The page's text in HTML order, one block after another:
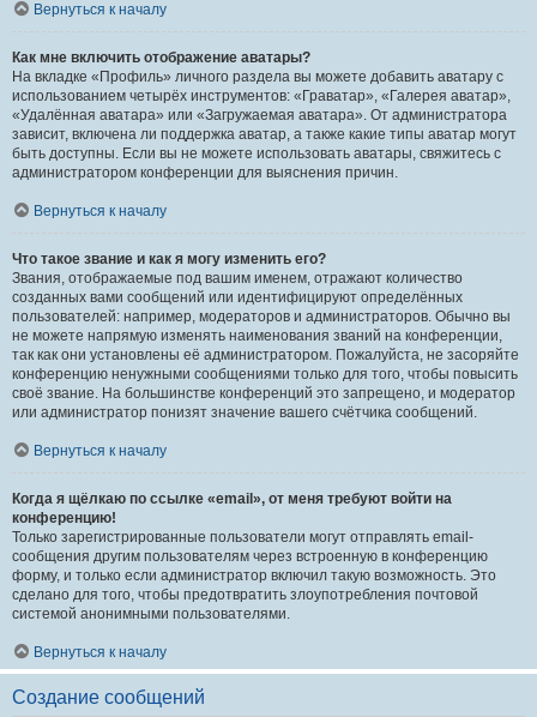
Вернуться к началу
Как мне включить отображение аватары?
На вкладке «Профиль» личного раздела вы можете добавить аватару с
использованием четырёх инструментов: «Граватар», «Галерея аватар»,
«Удалённая аватара» или «Загружаемая аватара». От администратора
зависит, включена ли поддержка аватар, а также какие типы аватар могут
быть доступны. Если вы не можете использовать аватары, свяжитесь с
администратором конференции для выяснения причин.
Вернуться к началу
Что такое звание и как я могу изменить его?
Звания, отображаемые под вашим именем, отражают количество
созданных вами сообщений или идентифицируют определённых
пользователей: например, модераторов и администраторов. Обычно вы
не можете напрямую изменять наименования званий на конференции,
так как они установлены её администратором. Пожалуйста, не засоряйте
конференцию ненужными сообщениями только для того, чтобы повысить
своё звание. На большинстве конференций это запрещено, и модератор
или администратор понизят значение вашего счётчика сообщений.
Вернуться к началу
Когда я щёлкаю по ссылке «email», от меня требуют войти на
конференцию!
Только зарегистрированные пользователи могут отправлять email-
сообщения другим пользователям через встроенную в конференцию
форму, и только если администратор включил такую возможность. Это
сделано для того, чтобы предотвратить злоупотребления почтовой
системой анонимными пользователями.
Вернуться к началу
Создание сообщений